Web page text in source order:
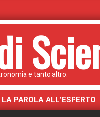
e tanto altro.
LA PAROLA ALL’ESPERTO